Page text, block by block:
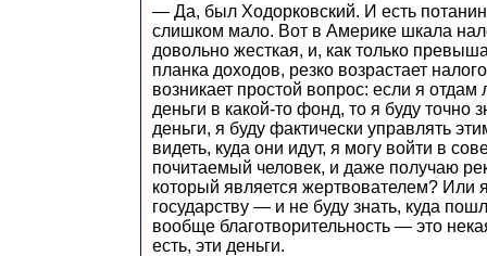
— Да, был Ходорковский. И есть
слишком мало. Вот в Америке шкала
довольно жесткая, и, как только
планка доходов, резко возрастает
возникает простой вопрос: если я
деньги в какой-то фонд, то я буду точно
деньги, я буду фактически управлять
видеть, куда они идут, я могу войти в
почитаемый человек, и даже получаю
который является жертвователем? Или
государству — и не буду знать, куда
вообще благотворительность — это
есть, эти деньги.